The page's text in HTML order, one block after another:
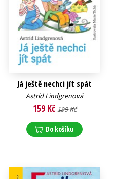
Já ještě nechci jít spát
Astrid Lindgrenová
159 Kč 199 Kč
Do košíku